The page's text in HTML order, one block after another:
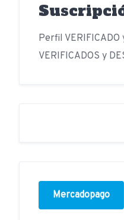
Perfil VERIFICADO
VERIFICADOS y
Mercadopago